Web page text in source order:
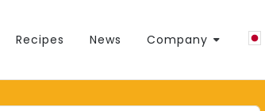
Recipes News Company